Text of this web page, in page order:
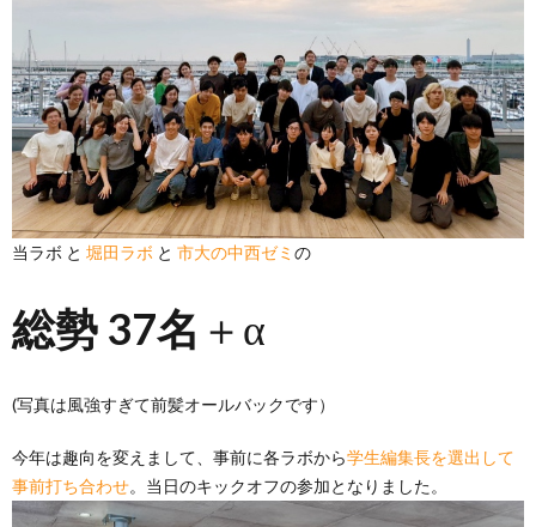
当ラボ と 堀田ラボ と 市大の中西ゼミ の
総勢 37名 ＋α
(写真は風強すぎて前髪オールバックです）
今年は趣向を変えまして、事前に各ラボから学生編集長を選出して
事前打ち合わせ。当日のキックオフの参加となりました。